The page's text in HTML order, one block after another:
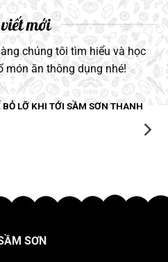
mới
chúng tôi tìm hiểu và học
món ăn thông dụng nhé!
LỠ KHI TỚI SẦM SƠN THANH
SƠN